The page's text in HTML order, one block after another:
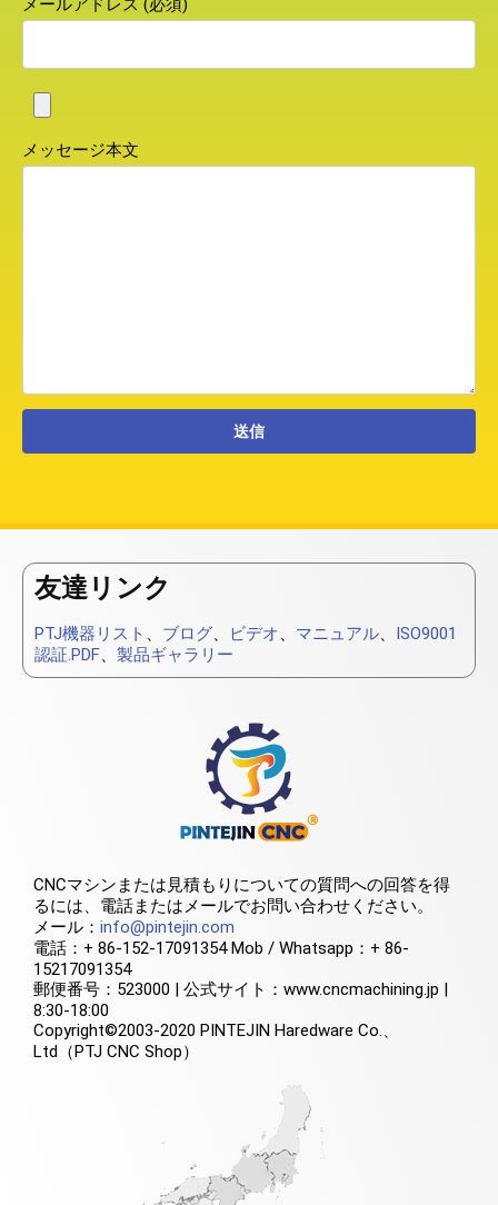
メールアドレス (必須)
メッセージ本文
友達リンク
PTJ機器リスト 、 ブログ、 ビデオ、 マニュアル、 ISO9001
認証.PDF、 製品ギャラリー
CNCマシンまたは見積もりについての質問への回答を得
るには、電話またはメールでお問い合わせください。
メール： info@pintejin.com
電話：+ 86-152-17091354 Mob / Whatsapp：+ 86-
15217091354
郵便番号：523000 | 公式サイト：www.cncmachining.jp |
8:30-18:00
Copyright©2003-2020 PINTEJIN Haredware Co.、
Ltd（PTJ CNC Shop）